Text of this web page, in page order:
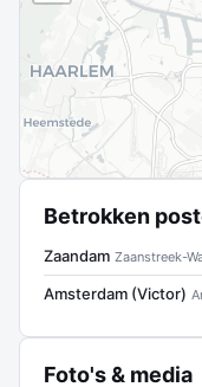
Betrokken
Zaandam Zaanstreek-
Amsterdam (Victor)
Foto's & media